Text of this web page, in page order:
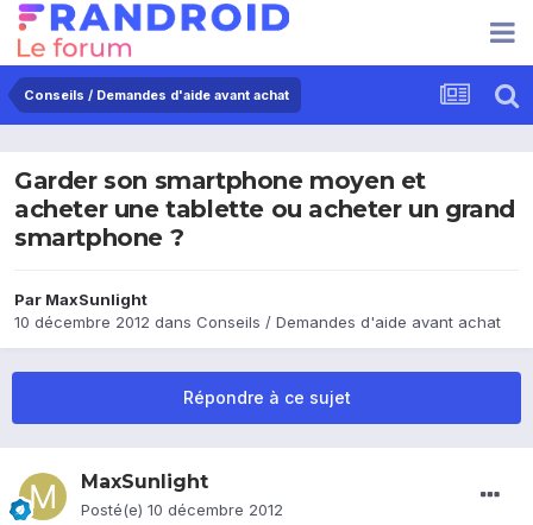
Conseils / Demandes d'aide avant achat
Garder son smartphone moyen et
acheter une tablette ou acheter un grand
smartphone ?
Par MaxSunlight
10 décembre 2012 dans Conseils / Demandes d'aide avant achat
Répondre à ce sujet
MaxSunlight
Posté(e) 10 décembre 2012